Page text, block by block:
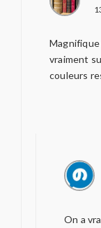
vraiment
couleurs
On a